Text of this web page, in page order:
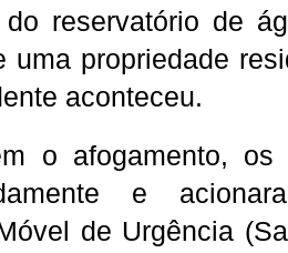
do reservatório de
uma propriedade
aconteceu.
o afogamento,
e
de Urgência